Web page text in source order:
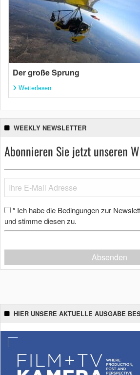
Der große Sprung
Weiterlesen
WEEKLY NEWSLETTER
Abonnieren Sie jetzt unseren
* Ich habe die Bedingungen zur
und stimme diesen zu.
Absenden
HIER UNSERE AKTUELLE AUSGABE